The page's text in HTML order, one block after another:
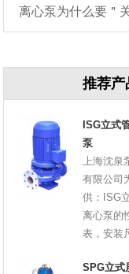
离心泵为什么要＂
推荐产
ISG立式
泵
上海沈泉
有限公司
供：ISG
离心泵的
表，安装
SPG立式